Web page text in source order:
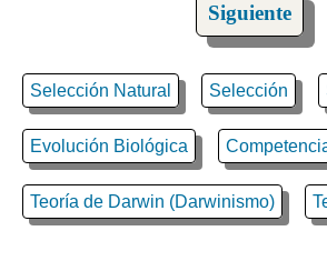
Siguiente
Selección Natural Selección
Evolución Biológica
Teoría de Darwin (Darwinismo)